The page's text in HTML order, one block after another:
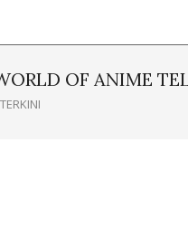
OF ANIME
TERKINI